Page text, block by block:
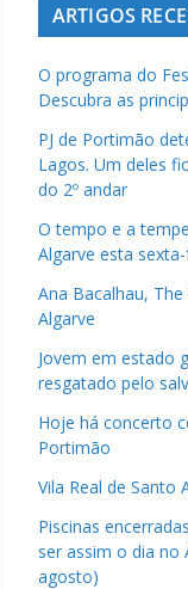
ARTIGOS
O programa do
Descubra as
PJ de Portimão
Lagos. Um deles
do 2º andar
O tempo e a
Algarve esta
Ana Bacalhau,
Algarve
Jovem em estado
resgatado pelo
Hoje há concerto
Portimão
Vila Real de Santo
Piscinas
ser assim o dia no
agosto)